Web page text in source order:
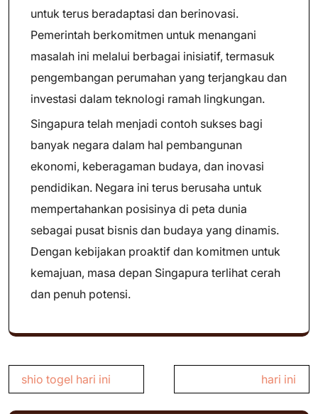
untuk terus beradaptasi dan berinovasi.
Pemerintah berkomitmen untuk menangani
masalah ini melalui berbagai inisiatif, termasuk
pengembangan perumahan yang terjangkau dan
investasi dalam teknologi ramah lingkungan.
Singapura telah menjadi contoh sukses bagi
banyak negara dalam hal pembangunan
ekonomi, keberagaman budaya, dan inovasi
pendidikan. Negara ini terus berusaha untuk
mempertahankan posisinya di peta dunia
sebagai pusat bisnis dan budaya yang dinamis.
Dengan kebijakan proaktif dan komitmen untuk
kemajuan, masa depan Singapura terlihat cerah
dan penuh potensi.
Post
navigation
shio togel hari ini hari ini